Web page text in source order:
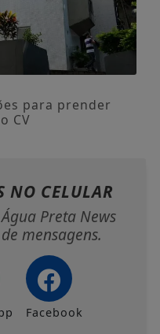
para prender
CV
NO CELULAR
Preta News
mensagens.
Facebook